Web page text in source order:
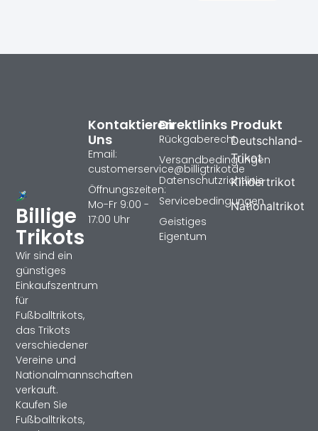
Billige
Trikots
Wir sind ein
günstiges
Einkaufszentrum
für
Fußballtrikots,
das Trikots
verschiedener
Vereine und
Nationalmannschaften
verkauft.
Kaufen Sie
Fußballtrikots,
Produkt
Deutschland-
Trikot
Kindertrikot
Nationaltrikot
Direktlinks
Rückgaberecht
Versandbedingungen
Datenschutzrichtlinie
Servicebedingungen
Geistiges
Eigentum
Kontaktieren
Uns
Email:
customerservice@billigtrikotde
Öffnungszeiten:
Mo-Fr 9:00 -
17:00 Uhr